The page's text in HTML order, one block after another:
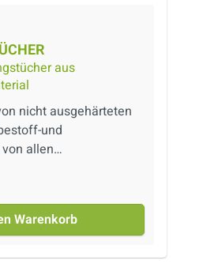
aus
nicht ausgehärteten
und
allen
frischer
25 x25 cm
Warenkorb